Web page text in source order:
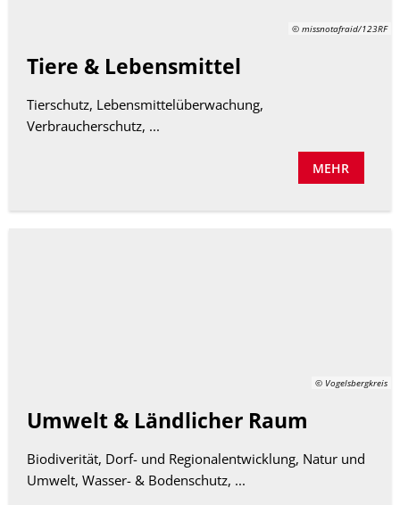
© missnotafraid/123RF
Tiere & Lebensmittel
Tierschutz, Lebensmittelüberwachung,
Verbraucherschutz, ...
MEHR
© Vogelsbergkreis
Umwelt & Ländlicher Raum
Biodiverität, Dorf- und Regionalentwicklung, Natur und
Umwelt, Wasser- & Bodenschutz, ...